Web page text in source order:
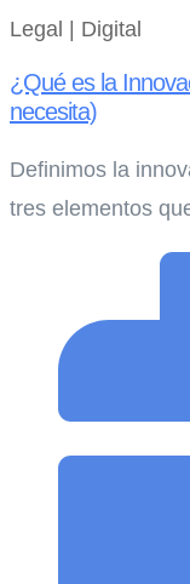
Legal | Digital
¿Qué es la
necesita)
Definimos la
tres elementos